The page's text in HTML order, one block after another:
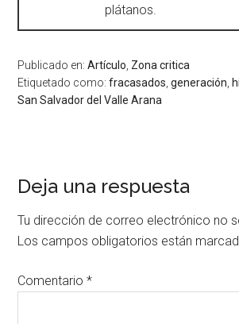
plátanos.
Publicado en:Artículo Zona critica
Etiquetado como:fracasados ,generación
San Salvador del Valle Arana
Deja una respuesta
Tu dirección de correo electrónico no
Los campos obligatorios están
Comentario*